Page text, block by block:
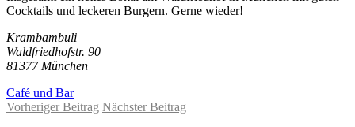
Cocktails und leckeren Burgern. Gerne wieder!
Krambambuli
Waldfriedhofstr. 90
81377 München
Café und Bar
Vorheriger Beitrag Nächster Beitrag